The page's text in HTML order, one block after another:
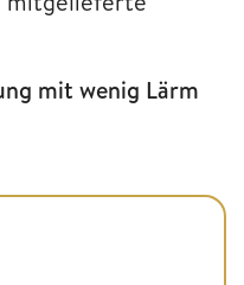
mit wenig Lärm